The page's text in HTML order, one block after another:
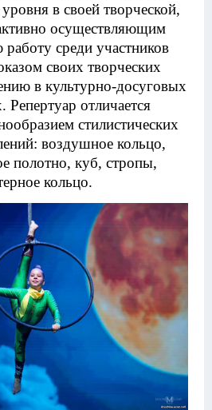
в своей творческой,
осуществляющим
работу среди участников
своих творческих
в культурно-досуговых
Репертуар отличается
стилистических
воздушное кольцо,
полотно, куб, стропы,
кольцо.